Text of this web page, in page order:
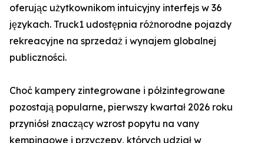
oferując użytkownikom intuicyjny interfejs w 36
językach. Truck1 udostępnia różnorodne pojazdy
rekreacyjne na sprzedaż i wynajem globalnej
publiczności.
Choć kampery zintegrowane i półzintegrowane
pozostają popularne, pierwszy kwartał 2026 roku
przyniósł znaczący wzrost popytu na vany
kempingowe i przyczepy, których udział w